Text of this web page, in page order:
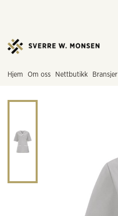
hjem om oss nettbutikk bransjer